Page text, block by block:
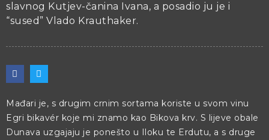
slavnog Kutjev-čanina Ivana, a posadio ju je i
“sused” Vlado Krauthaker.
Mađari je, s drugim crnim sortama koriste u svom vinu
Egri bikavér koje mi znamo kao Bikova krv. S lijeve obale
Dunava uzgajaju je ponešto u Iloku te Erdutu, a s druge